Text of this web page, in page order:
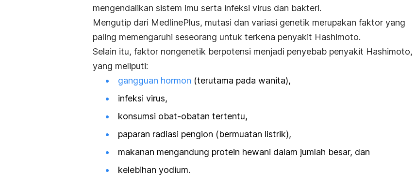
mengendalikan sistem imu serta infeksi virus dan bakteri.
Mengutip dari MedlinePlus, mutasi dan variasi genetik merupakan faktor yang
paling memengaruhi seseorang untuk terkena penyakit Hashimoto.
Selain itu, faktor nongenetik berpotensi menjadi penyebab penyakit Hashimoto,
yang meliputi:
gangguan hormon (terutama pada wanita),
infeksi virus,
konsumsi obat-obatan tertentu,
paparan radiasi pengion (bermuatan listrik),
makanan mengandung protein hewani dalam jumlah besar, dan
kelebihan yodium.